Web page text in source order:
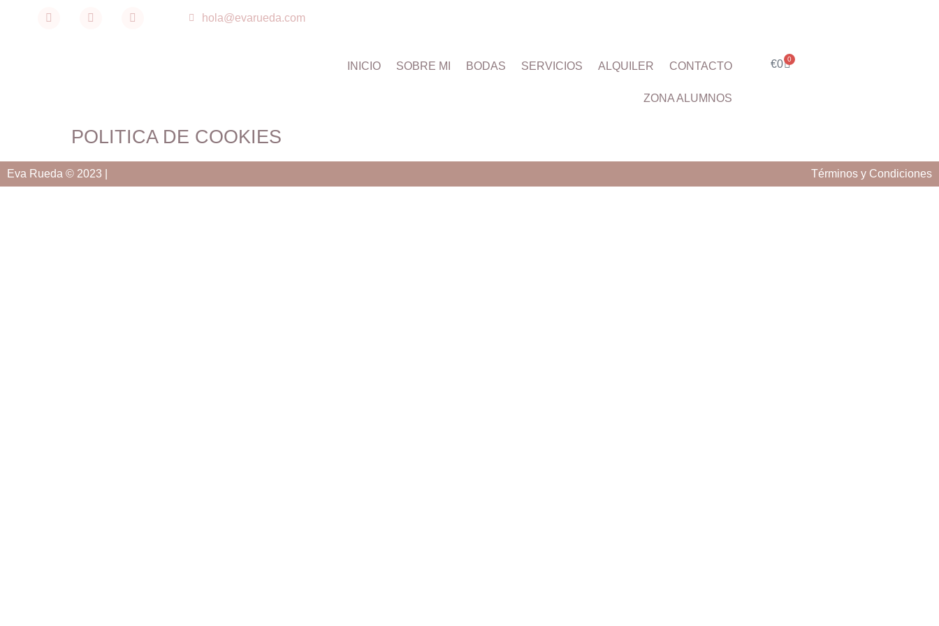
hola@evarueda.com
INICIO SOBRE MI BODAS SERVICIOS ALQUILER CONTACTO
ZONA ALUMNOS
€0 0
POLÍTICA DE COOKIES
Eva Rueda © 2023 | Términos y Condiciones